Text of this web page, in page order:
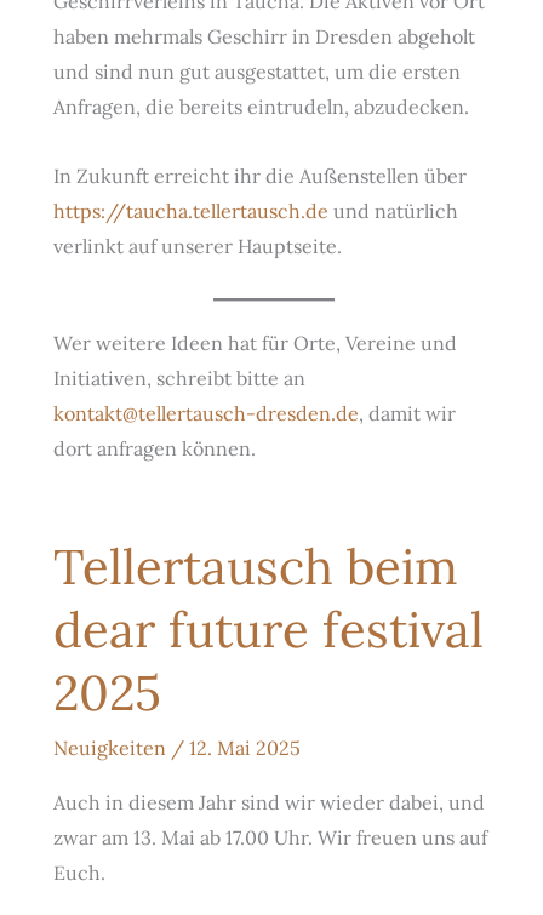
haben mehrmals Geschirr in Dresden abgeholt
und sind nun gut ausgestattet, um die ersten
Anfragen, die bereits eintrudeln, abzudecken.
In Zukunft erreicht ihr die Außenstellen über
https://taucha.tellertausch.de und natürlich
verlinkt auf unserer Hauptseite.
Wer weitere Ideen hat für Orte, Vereine und
Initiativen, schreibt bitte an
kontakt@tellertausch-dresden.de, damit wir
dort anfragen können.
Tellertausch beim
dear future festival
2025
Neuigkeiten / 12. Mai 2025
Auch in diesem Jahr sind wir wieder dabei, und
zwar am 13. Mai ab 17.00 Uhr. Wir freuen uns auf
Euch.